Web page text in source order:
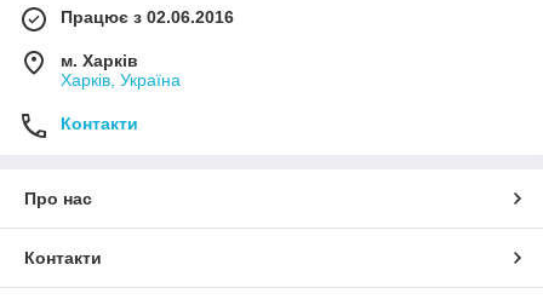
Працює з 02.06.2016
м. Харків
Харків, Україна
Контакти
Про нас
Контакти